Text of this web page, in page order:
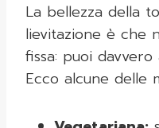
La bellezza della
lievitazione è che
fissa: puoi
Ecco alcune delle